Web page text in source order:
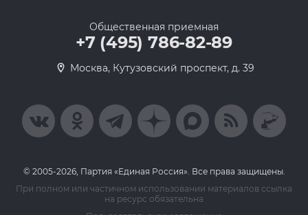
Общественная приемная
+7 (495) 786-82-89
Москва, Кутузовский проспект, д. 39
© 2005-2026, Партия «Единая Россия». Все права защищены.
При полном или частичном использовании материалов ссылка
на ресурс обязательна